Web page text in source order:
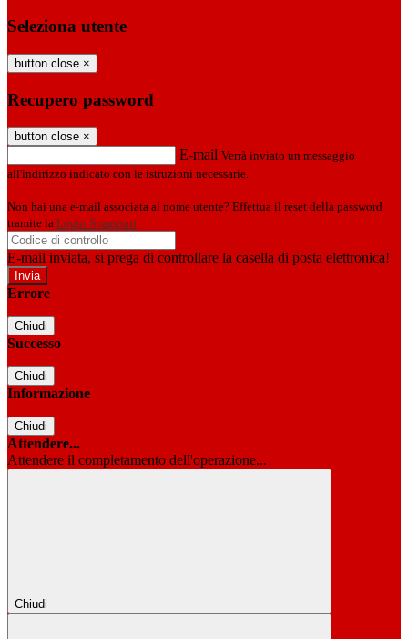
Seleziona utente
button close ×
Recupero password
button close ×
E-mail Verrà inviato un messaggio
all'indirizzo indicato con le istruzioni necessarie.
Non hai una e-mail associata al nome utente? Effettua il reset della password
tramite la Login Spaggiari
E-mail inviata, si prega di controllare la casella di posta elettronica!
Errore
Chiudi
Successo
Chiudi
Informazione
Chiudi
Attendere...
Attendere il completamento dell'operazione...
Chiudi